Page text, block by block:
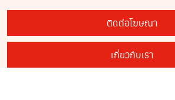
ติดต่อโฆษณา
เกี่ยวกับเรา